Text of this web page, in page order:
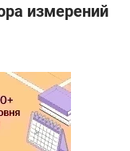
измерений